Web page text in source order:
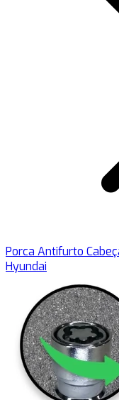
Porca Antifurto
Hyundai